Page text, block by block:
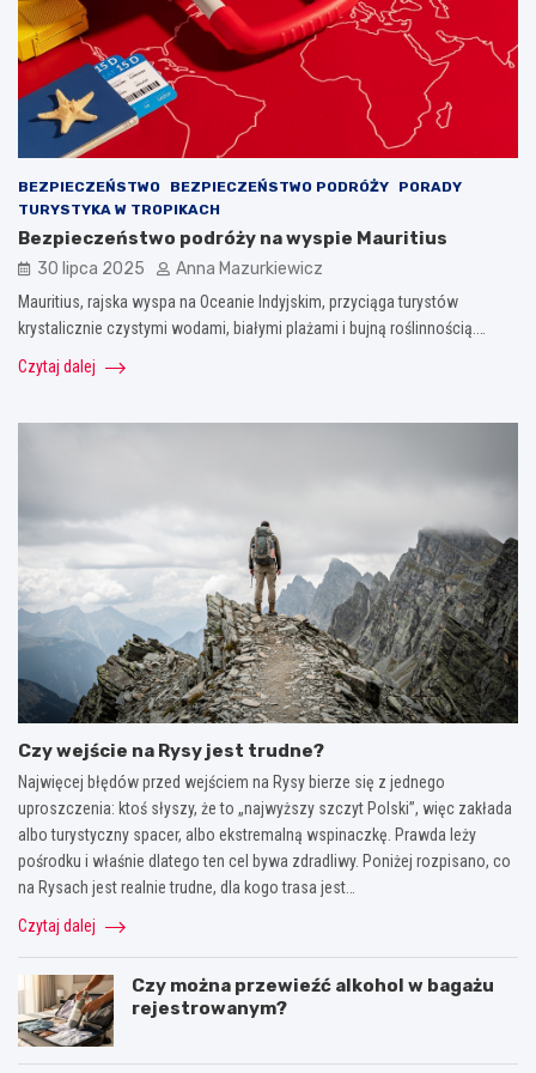
BEZPIECZEŃSTWO BEZPIECZEŃSTWO PODRÓŻY
PORADY
TURYSTYKA W TROPIKACH
Bezpieczeństwo podróży na wyspie Mauritius
30 lipca 2025 Anna Mazurkiewicz
Mauritius, rajska wyspa na Oceanie Indyjskim, przyciąga turystów
krystalicznie czystymi wodami, białymi plażami i bujną roślinnością.…
Czytaj dalej
Czy wejście na Rysy jest trudne?
Najwięcej błędów przed wejściem na Rysy bierze się z jednego
uproszczenia: ktoś słyszy, że to „najwyższy szczyt Polski”, więc zakłada
albo turystyczny spacer, albo ekstremalną wspinaczkę. Prawda leży
pośrodku i właśnie dlatego ten cel bywa zdradliwy. Poniżej rozpisano, co
na Rysach jest realnie trudne, dla kogo trasa jest…
Czytaj dalej
Czy można przewieźć alkohol w bagażu
rejestrowanym?